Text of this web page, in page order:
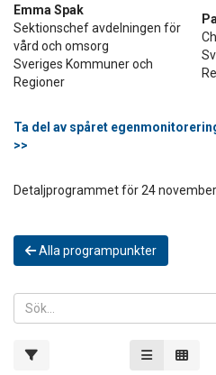
Emma Spak
Sektionschef avdelningen för
vård och omsorg
Sveriges Kommuner och
Regioner
Ta del av spåret
>>
Detaljprogrammet för 24
Alla programpunkter